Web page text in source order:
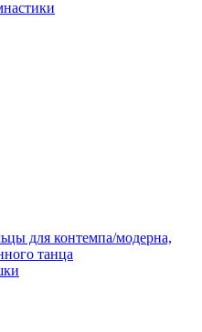
для контемпа/модерна,
танца